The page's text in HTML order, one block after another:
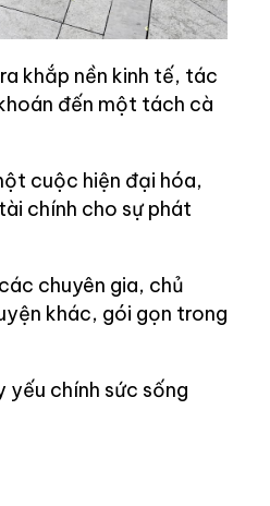
khắp nền kinh tế, tác
đến một tách cà
cuộc hiện đại hóa,
chính cho sự phát
chuyên gia, chủ
khác, gói gọn trong
chính sức sống